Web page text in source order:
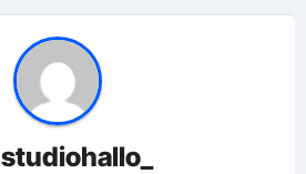
studiohallo_